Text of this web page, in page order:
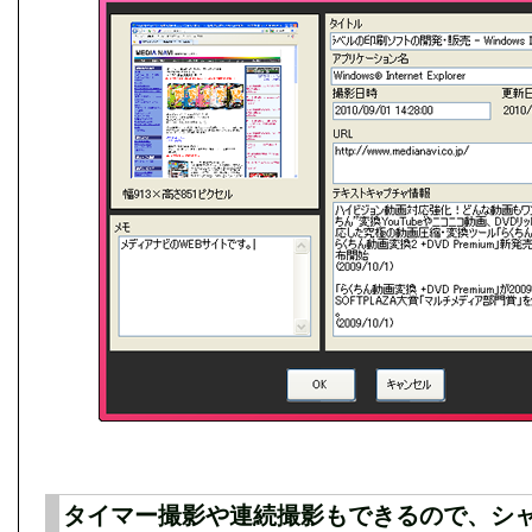
タイマー撮影や連続撮影もできるので、シ